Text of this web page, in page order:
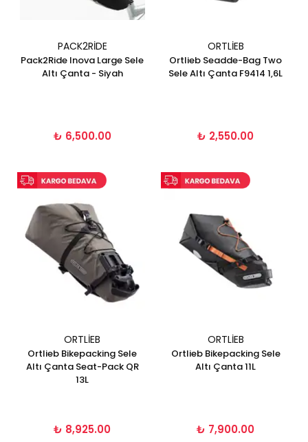
PACK2RIDE
Pack2Ride Inova Large Sele
Altı Çanta - Siyah
₺ 6,500.00
ORTLIEB
Ortlieb Seadde-Bag Two
Sele Altı Çanta F9414 1,6L
₺ 2,550.00
ORTLIEB
Ortlieb Bikepacking Sele
Altı Çanta Seat-Pack QR
13L
₺ 8,925.00
ORTLIEB
Ortlieb Bikepacking Sele
Altı Çanta 11L
₺ 7,900.00